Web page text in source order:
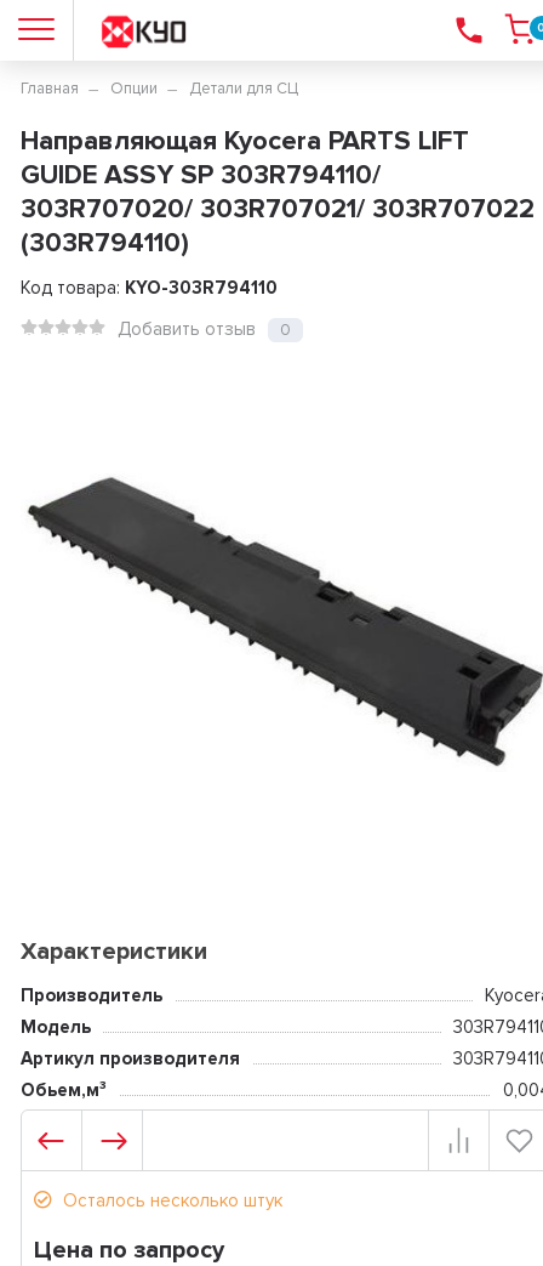
Главная Опции Детали для СЦ
Направляющая Kyocera PARTS LIFT
GUIDE ASSY SP 303R794110/
303R707020/ 303R707021/ 303R707022
(303R794110)
Код товара: KYO-303R794110
Добавить отзыв
0
Характеристики
Производитель
Модель
Артикул производителя
Обьем,м³
Осталось несколько штук
Цена по запросу